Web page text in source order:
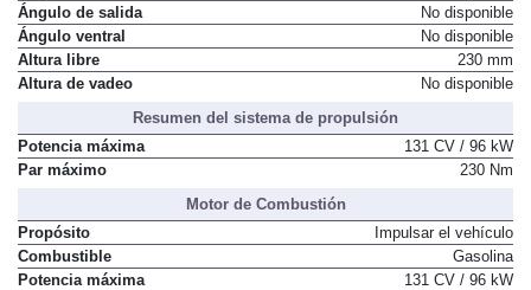
Ángulo de salida
No disponible
Ángulo ventral
No disponible
Altura libre
230 mm
Altura de vadeo
No disponible
Resumen del sistema de propulsión
Potencia máxima
131 CV / 96 kW
Par máximo
230 Nm
Motor de Combustión
Propósito
Impulsar el vehículo
Combustible
Gasolina
Potencia máxima
131 CV / 96 kW